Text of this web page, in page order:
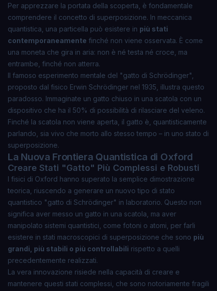
Per apprezzare la portata della scoperta, è fondamentale
comprendere il concetto di superposizione. In meccanica
quantistica, una particella può esistere in più stati
contemporaneamente finché non viene osservata. È come
una moneta che gira in aria: non è né testa né croce, ma
entrambe, finché non atterra.
Il famoso esperimento mentale del "gatto di Schrödinger",
proposto dal fisico Erwin Schrödinger nel 1935, illustra questo
paradosso. Immaginate un gatto chiuso in una scatola con un
dispositivo che ha il 50% di possibilità di rilasciare del veleno.
Finché la scatola non viene aperta, il gatto è, quantisticamente
parlando, sia vivo che morto allo stesso tempo – in uno stato di
superposizione.
La Nuova Frontiera Quantistica di Oxford
Creare Stati "Gatto" Più Complessi e Robusti
I fisici di Oxford hanno superato la semplice dimostrazione
teorica, riuscendo a generare un nuovo tipo di stato
quantistico "gatto di Schrödinger" in laboratorio. Questo non
significa aver messo un gatto in una scatola, ma aver
manipolato sistemi quantistici, come fotoni o atomi, per farli
esistere in stati macroscopici di superposizione che sono più
grandi, più stabili o più controllabili rispetto a quelli
precedentemente realizzati.
La vera innovazione risiede nella capacità di creare e
mantenere questi stati complessi, che sono notoriamente fragili